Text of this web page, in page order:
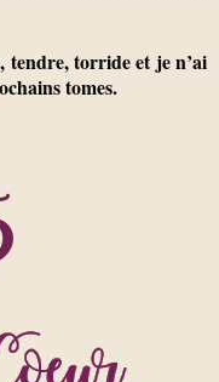
tendre, torride et je n’ai
tomes.